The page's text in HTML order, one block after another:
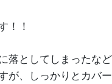
！！
落としてしまったな
が、しっかりとカバ